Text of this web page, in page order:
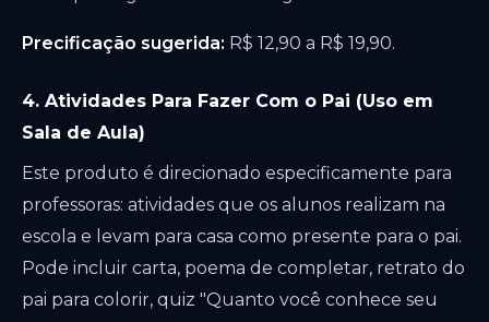
Precificação sugerida: R$ 12,90 a R$ 19,90.
4. Atividades Para Fazer Com o Pai (Uso em
Sala de Aula)
Este produto é direcionado especificamente para
professoras: atividades que os alunos realizam na
escola e levam para casa como presente para o pai.
Pode incluir carta, poema de completar, retrato do
pai para colorir, quiz "Quanto você conhece seu